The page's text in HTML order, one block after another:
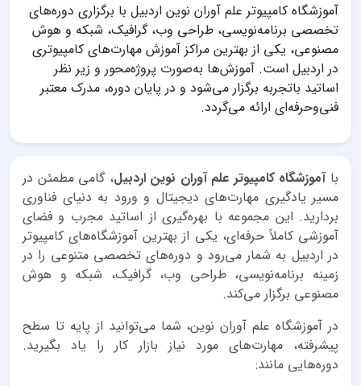
آموزشگاه کامپیوتر علم آوران نوین اردبیل با برگزاری دوره‌های
تخصصی برنامه‌نویسی، طراحی وب، گرافیک، شبکه و هوش
مصنوعی، یکی از بهترین مراکز آموزش مهارت‌های کامپیوتری
در اردبیل است. آموزش‌ها به‌صورت پروژه‌محور و زیر نظر
اساتید باتجربه برگزار می‌شود و در پایان دوره، مدرک معتبر
فنی‌وحرفه‌ای ارائه می‌گردد.
با آموزشگاه کامپیوتر علم آوران نوین اردبیل، گامی مطمئن در
مسیر یادگیری مهارت‌های دیجیتال و ورود به دنیای فناوری
بردارید. این مجموعه با بهره‌گیری از اساتید مجرب و فضای
آموزشی کاملاً حرفه‌ای، یکی از بهترین آموزشگاه‌های کامپیوتر
در اردبیل به شمار می‌رود و دوره‌های تخصصی متنوعی را در
زمینه برنامه‌نویسی، طراحی وب، گرافیک، شبکه و هوش
مصنوعی برگزار می‌کند.
در آموزشگاه علم آوران نوین، شما می‌توانید از پایه تا سطح
پیشرفته، مهارت‌های مورد نیاز بازار کار را یاد بگیرید.
دوره‌هایی مانند: